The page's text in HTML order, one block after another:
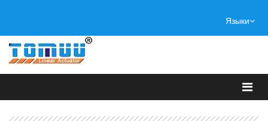
Языки